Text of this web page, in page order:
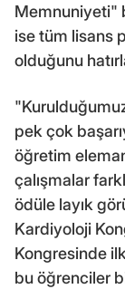
Memnuniyeti"
ise tüm lisans
olduğunu
pek çok
öğretim
çalışmalar
ödüle layık
Kardiyoloji
Kongresinde
bu öğrenciler